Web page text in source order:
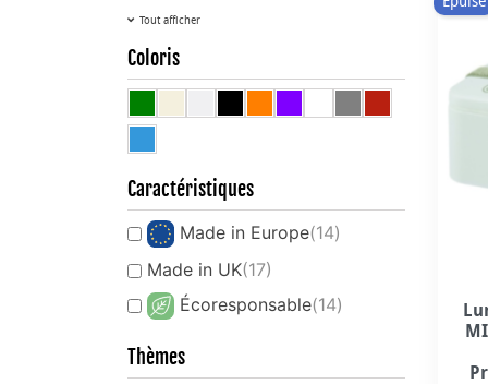
Tout afficher
Coloris
Caractéristiques
Made in Europe(14)
Made in UK(17)
Écoresponsable(14)
Thèmes